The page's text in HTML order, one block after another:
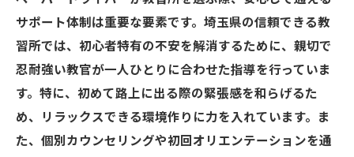
サポート体制は重要な要素です。埼玉県の信頼できる教
習所では、初心者特有の不安を解消するために、親切で
忍耐強い教官が一人ひとりに合わせた指導を行っていま
す。特に、初めて路上に出る際の緊張感を和らげるた
め、リラックスできる環境作りに力を入れています。ま
た、個別カウンセリングや初回オリエンテーションを通